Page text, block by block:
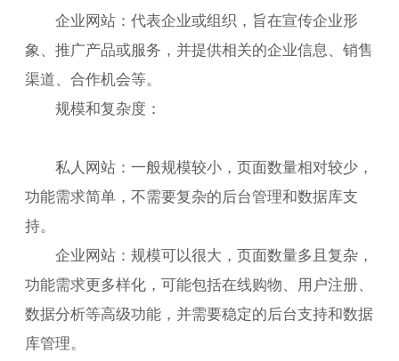
企业网站：代表企业或组织，旨在宣传企业形
象、推广产品或服务，并提供相关的企业信息、销售
渠道、合作机会等。
规模和复杂度：
私人网站：一般规模较小，页面数量相对较少，
功能需求简单，不需要复杂的后台管理和数据库支
持。
企业网站：规模可以很大，页面数量多且复杂，
功能需求更多样化，可能包括在线购物、用户注册、
数据分析等高级功能，并需要稳定的后台支持和数据
库管理。